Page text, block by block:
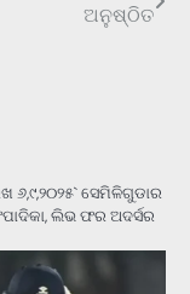
ଅନୁଷ୍ଠିତ
୬,୯,୨୦୨୫` ସେମିଳିଗୁଡାର
ଲିଭ ଫର ଅଦର୍ସର